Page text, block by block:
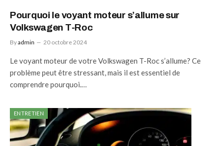
Pourquoi le voyant moteur s’allume sur
Volkswagen T-Roc
Byadmin 20 octobre 2024
Le voyant moteur de votre Volkswagen T-Roc s’allume? Ce
problème peut être stressant, mais il est essentiel de
comprendre pourquoi.…
ENTRETIEN